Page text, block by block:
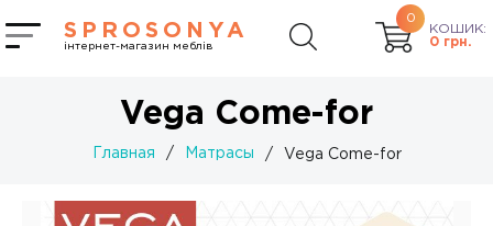
SPROSONYA
інтернет-магазин меблів
0
КОШИК:
0 грн.
Vega Come-for
Главная / Матрасы / Vega Come-for